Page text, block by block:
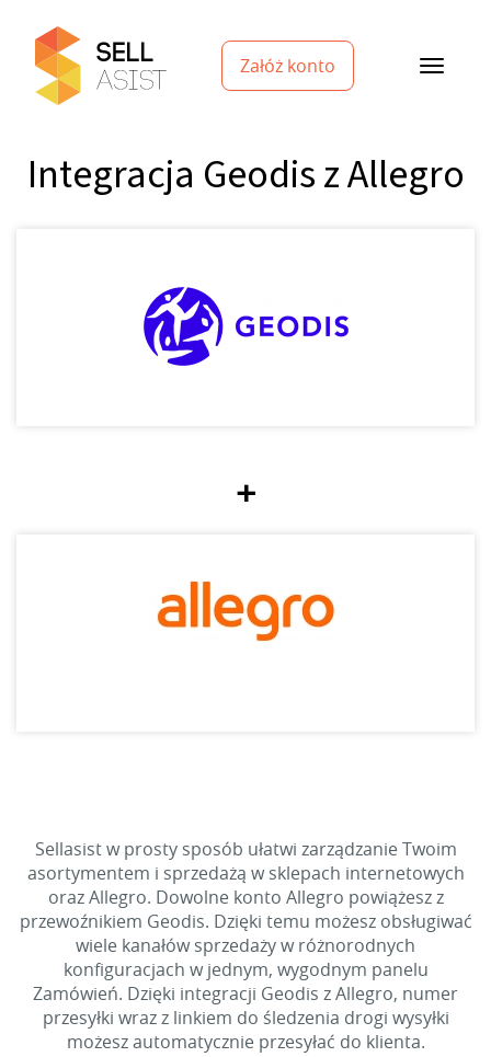
Załóż konto
Integracja Geodis z Allegro
+
Sellasist w prosty sposób ułatwi zarządzanie Twoim
asortymentem i sprzedażą w sklepach internetowych
oraz Allegro. Dowolne konto Allegro powiążesz z
przewoźnikiem Geodis. Dzięki temu możesz obsługiwać
wiele kanałów sprzedaży w różnorodnych
konfiguracjach w jednym, wygodnym panelu
Zamówień. Dzięki integracji Geodis z Allegro, numer
przesyłki wraz z linkiem do śledzenia drogi wysyłki
możesz automatycznie przesyłać do klienta.